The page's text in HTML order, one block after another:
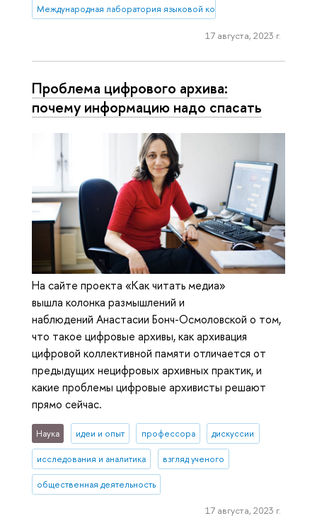
Международная лаборатория языковой конвергенции
17 августа, 2023 г.
Проблема цифрового архива:
почему информацию надо спасать
На сайте проекта «Как читать медиа»
вышла колонка размышлений и
наблюдений Анастасии Бонч-Осмоловской о том,
что такое цифровые архивы, как архивация
цифровой коллективной памяти отличается от
предыдущих нецифровых архивных практик, и
какие проблемы цифровые архивисты решают
прямо сейчас.
Наука идеи и опыт профессора дискуссии
исследования и аналитика взгляд ученого
общественная деятельность
17 августа, 2023 г.